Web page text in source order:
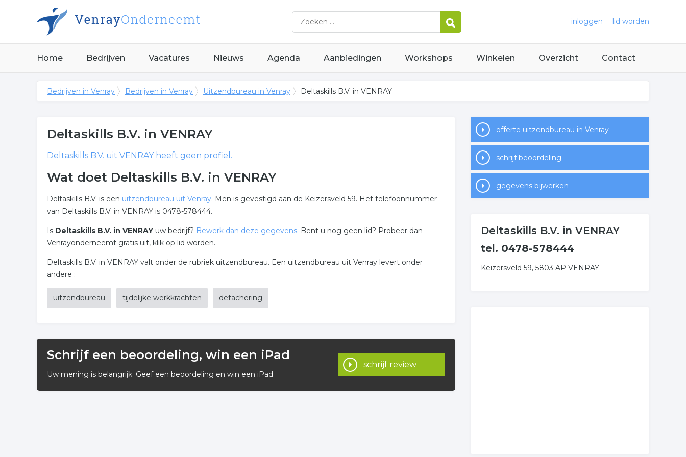
inloggen lid worden
Home Bedrijven Vacatures Nieuws Agenda Aanbiedingen Workshops Winkelen Overzicht Contact
Bedrijven in Venray Bedrijven in Venray Uitzendbureau in Venray Deltaskills B.V. in VENRAY
Deltaskills B.V. in VENRAY
Deltaskills B.V. uit VENRAY heeft geen profiel.
Wat doet Deltaskills B.V. in VENRAY
Deltaskills B.V. is een uitzendbureau uit Venray. Men is gevestigd aan de Keizersveld 59. Het telefoonnummer
van Deltaskills B.V. in VENRAY is 0478-578444.
Is Deltaskills B.V. in VENRAY uw bedrijf? Bewerk dan deze gegevens. Bent u nog geen lid? Probeer dan
Venrayonderneemt gratis uit, klik op lid worden.
Deltaskills B.V. in VENRAY valt onder de rubriek uitzendbureau. Een uitzendbureau uit Venray levert onder
andere :
uitzendbureau tijdelijke werkkrachten detachering
Schrijf een beoordeling, win een iPad
Uw mening is belangrijk. Geef een beoordeling en win een iPad.
schrijf review
offerte uitzendbureau in Venray
schrijf beoordeling
gegevens bijwerken
Deltaskills B.V. in VENRAY
tel. 0478-578444
Keizersveld 59, 5803 AP VENRAY